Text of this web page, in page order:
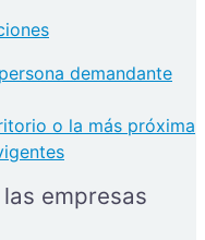
demandante
o la más próxima
empresas